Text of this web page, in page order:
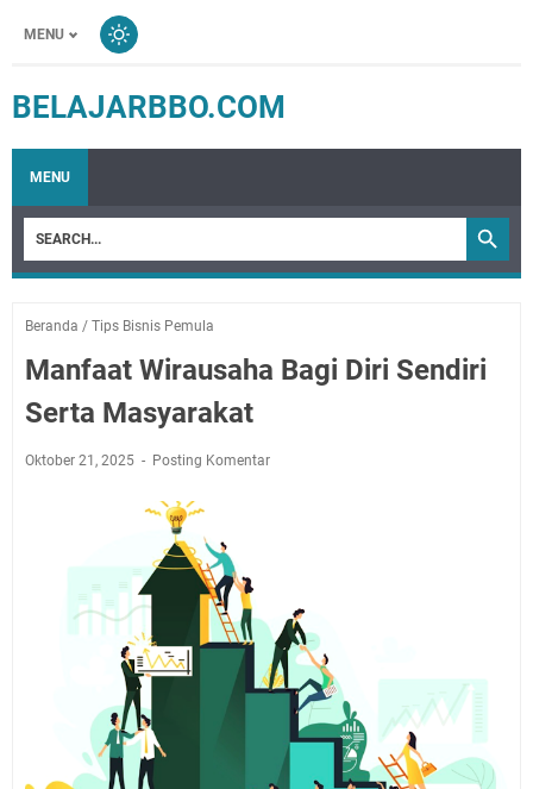
MENU
BELAJARBBO.COM
MENU
Beranda / Tips Bisnis Pemula
Manfaat Wirausaha Bagi Diri Sendiri
Serta Masyarakat
Oktober 21, 2025 Posting Komentar